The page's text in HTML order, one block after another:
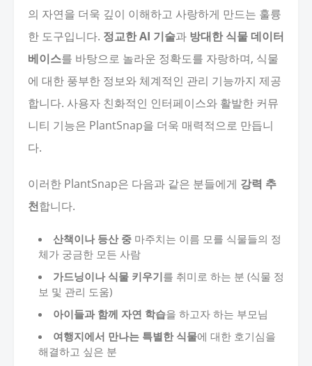
의 자연을 더욱 깊이 이해하고 사랑하게 만드는 훌륭
한 도구입니다. 정교한 AI 기술과 방대한 식물 데이터
베이스를 바탕으로 놀라운 정확도를 자랑하며, 식물
에 대한 풍부한 정보와 체계적인 관리 기능까지 제공
합니다. 사용자 친화적인 인터페이스와 활발한 커뮤
니티 기능은 PlantSnap을 더욱 매력적으로 만듭니
다.
이러한 PlantSnap은 다음과 같은 분들에게 강력 추
천합니다.
산책이나 등산 중 마주치는 이름 모를 식물들의 정
체가 궁금한 모든 사람
가드닝이나 식물 키우기를 취미로 하는 분 (식물 정
보 및 관리 도움)
아이들과 함께 자연 학습을 하고자 하는 부모님
여행지에서 만나는 특별한 식물에 대한 호기심을
해결하고 싶은 분